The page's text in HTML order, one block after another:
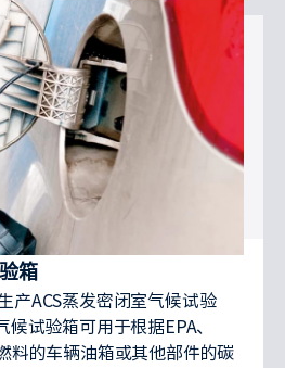
箱
产ACS蒸发密闭室气候试验
候试验箱可用于根据EPA、
料的车辆油箱或其他部件的碳